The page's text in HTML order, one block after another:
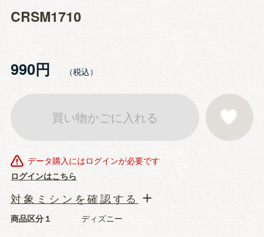
CRSM1710
990円
データ購入にはログインが必要です
買い物かごに入れる
ログインはこちら
お気に入りに登
商品区分１ ディズニー
対象ミシンを確認する